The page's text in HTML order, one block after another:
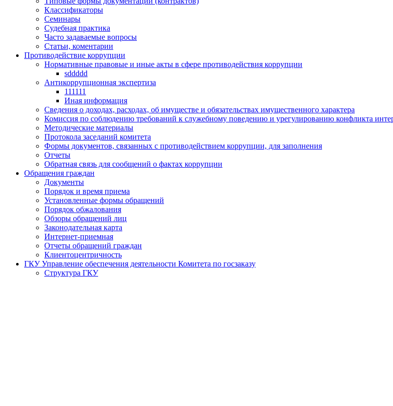
Классификаторы
Семинары
Судебная практика
Часто задаваемые вопросы
Статьи, коментарии
Противодействие коррупции
Нормативные правовые и иные акты в сфере противодействия коррупции
sddddd
Антикоррупционная экспертиза
111111
Иная информация
Сведения о доходах, расходах, об имуществе и обязательствах имущественного характера
Комиссия по соблюдению требований к служебному поведению и урегулированию конфликта
Методические материалы
Протокола заседаний комитета
Формы документов, связанных с противодействием коррупции, для заполнения
Отчеты
Обратная связь для сообщений о фактах коррупции
Обращения граждан
Документы
Порядок и время приема
Установленные формы обращений
Порядок обжалования
Обзоры обращений лиц
Законодательная карта
Интернет-приемная
Отчеты обращений граждан
Клиентоцентричность
ГКУ Управление обеспечения деятельности Комитета по госзаказу
Структура ГКУ